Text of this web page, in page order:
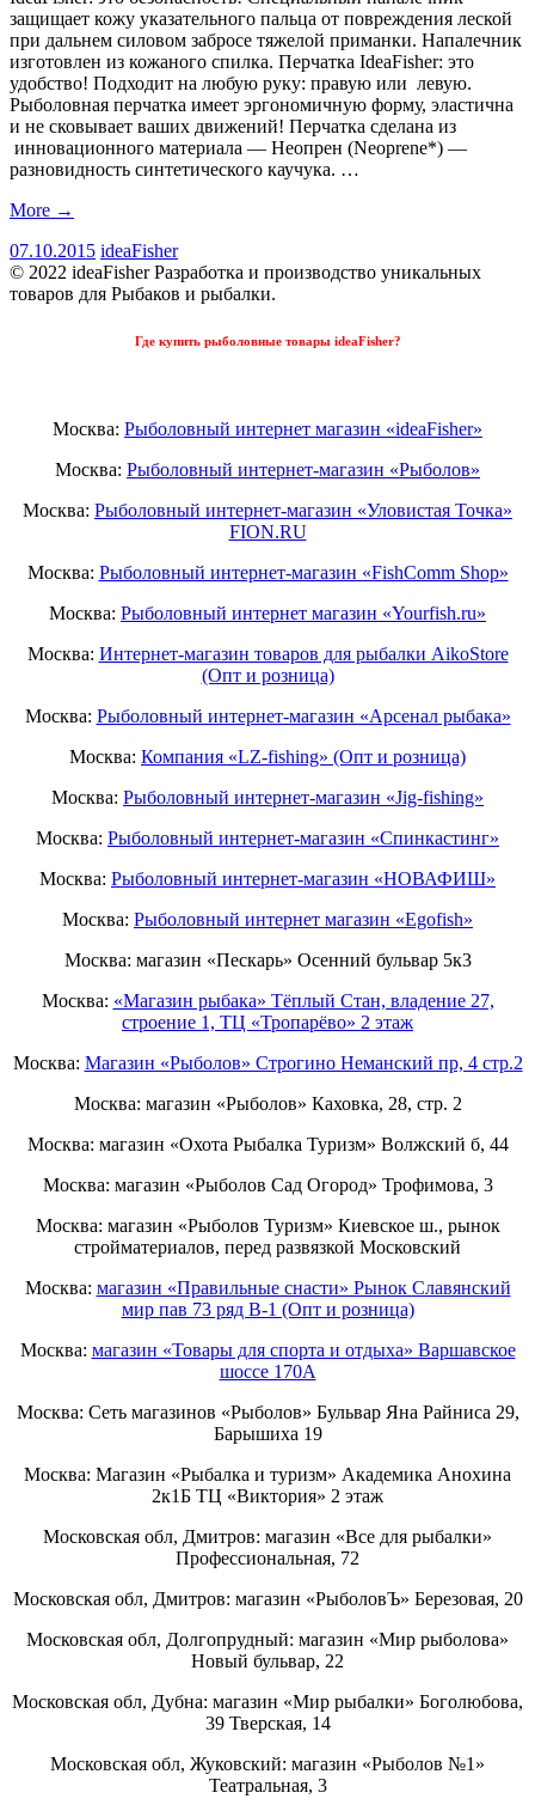
защищает кожу указательного пальца от повреждения леской
при дальнем силовом забросе тяжелой приманки. Напалечник
изготовлен из кожаного спилка. Перчатка IdeaFisher: это
удобство! Подходит на любую руку: правую или левую.
Рыболовная перчатка имеет эргономичную форму, эластична
и не сковывает ваших движений! Перчатка сделана из
инновационного материала — Неопрен (Neoprene*) —
разновидность синтетического каучука. …
More →
07.10.2015 ideaFisher
© 2022 ideaFisher Разработка и производство уникальных
товаров для Рыбаков и рыбалки.
Где купить рыболовные товары ideaFisher?
Москва: Рыболовный интернет магазин «ideaFisher»
Москва: Рыболовный интернет-магазин «Рыболов»
Москва: Рыболовный интернет-магазин «Уловистая Точка»
FION.RU
Москва: Рыболовный интернет-магазин «FishComm Shop»
Москва: Рыболовный интернет магазин «Yourfish.ru»
Москва: Интернет-магазин товаров для рыбалки AikoStore
(Опт и розница)
Москва: Рыболовный интернет-магазин «Арсенал рыбака»
Москва: Компания «LZ-fishing» (Опт и розница)
Москва: Рыболовный интернет-магазин «Jig-fishing»
Москва: Рыболовный интернет-магазин «Спинкастинг»
Москва: Рыболовный интернет-магазин «НОВАФИШ»
Москва: Рыболовный интернет магазин «Egofish»
Москва: магазин «Пескарь» Осенний бульвар 5к3
Москва: «Магазин рыбака» Тёплый Стан, владение 27,
строение 1, ТЦ «Тропарёво» 2 этаж
Москва: Магазин «Рыболов» Строгино Неманский пр, 4 стр.2
Москва: магазин «Рыболов» Каховка, 28, стр. 2
Москва: магазин «Охота Рыбалка Туризм» Волжский б, 44
Москва: магазин «Рыболов Сад Огород» Трофимова, 3
Москва: магазин «Рыболов Туризм» Киевское ш., рынок
стройматериалов, перед развязкой Московский
Москва: магазин «Правильные снасти» Рынок Славянский
мир пав 73 ряд B-1 (Опт и розница)
Москва: магазин «Товары для спорта и отдыха» Варшавское
шоссе 170А
Москва: Сеть магазинов «Рыболов» Бульвар Яна Райниса 29,
Барышиха 19
Москва: Магазин «Рыбалка и туризм» Академика Анохина
2к1Б ТЦ «Виктория» 2 этаж
Московская обл, Дмитров: магазин «Все для рыбалки»
Профессиональная, 72
Московская обл, Дмитров: магазин «РыболовЪ» Березовая, 20
Московская обл, Долгопрудный: магазин «Мир рыболова»
Новый бульвар, 22
Московская обл, Дубна: магазин «Мир рыбалки» Боголюбова,
39 Тверская, 14
Московская обл, Жуковский: магазин «Рыболов №1»
Театральная, 3